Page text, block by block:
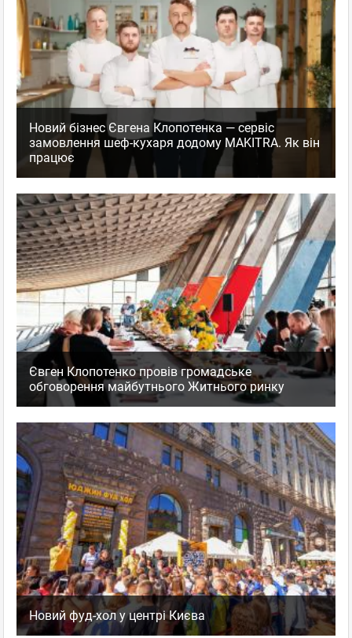
Новий бізнес Євгена Клопотенка — сервіс
замовлення шеф-кухаря додому MAKITRA. Як він
працює
Євген Клопотенко провів громадське
обговорення майбутнього Житнього ринку
Новий фуд-хол у центрі Києва